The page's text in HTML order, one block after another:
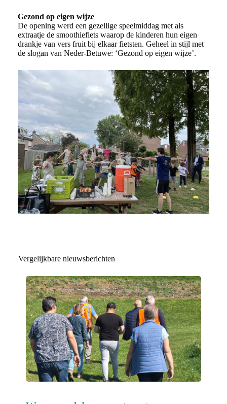
Gezond op eigen wijze
De opening werd een gezellige speelmiddag met als
extraatje de smoothiefiets waarop de kinderen hun eigen
drankje van vers fruit bij elkaar fietsten. Geheel in stijl met
de slogan van Neder-Betuwe: ‘Gezond op eigen wijze’.
Vergelijkbare nieuwsberichten